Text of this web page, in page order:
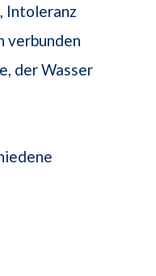
Intoleranz
verbunden
der Wasser